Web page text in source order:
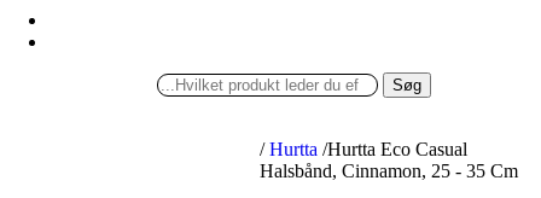
Søg
/ Hurtta /Hurtta Eco Casual
Halsbånd, Cinnamon, 25 - 35 Cm